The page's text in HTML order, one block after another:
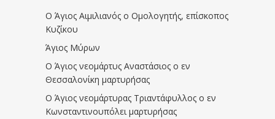
Ο Άγιος Αιμιλιανός ο Ομολογητής, επίσκοπος
Κυζίκου
Άγιος Μύρων
Ο Άγιος νεομάρτυς Αναστάσιος ο εν
Θεσσαλονίκη μαρτυρήσας
Ο Άγιος νεομάρτυρας Τριαντάφυλλος ο εν
Κωνσταντινουπόλει μαρτυρήσας